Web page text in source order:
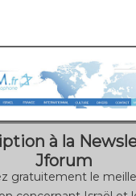
à la
Jforum
gratuitement le